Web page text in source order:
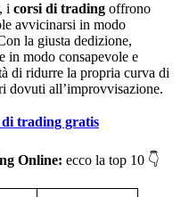
i corsi di trading offrono
avvicinarsi in modo
la giusta dedizione,
in modo consapevole e
di ridurre la propria curva di
dovuti all’improvvisazione.
trading gratis
Online: ecco la top 10 👇